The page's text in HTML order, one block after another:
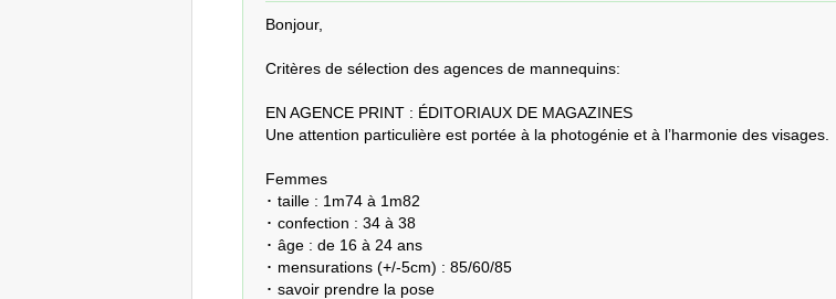
Bonjour,
Critères de sélection des agences de mannequins:
EN AGENCE PRINT : ÉDITORIAUX DE MAGAZINES
Une attention particulière est portée à la photogénie et à l’harmonie des visages.
Femmes
･ taille : 1m74 à 1m82
･ confection : 34 à 38
･ âge : de 16 à 24 ans
･ mensurations (+/-5cm) : 85/60/85
･ savoir prendre la pose